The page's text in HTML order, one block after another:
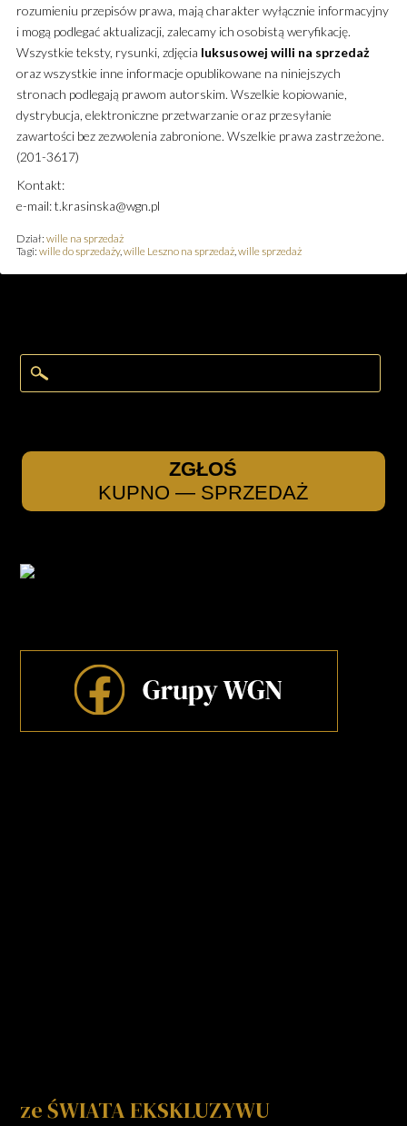
rozumieniu przepisów prawa, mają charakter wyłącznie informacyjny
i mogą podlegać aktualizacji, zalecamy ich osobistą weryfikację.
Wszystkie teksty, rysunki, zdjęcia luksusowej willi na sprzedaż
oraz wszystkie inne informacje opublikowane na niniejszych
stronach podlegają prawom autorskim. Wszelkie kopiowanie,
dystrybucja, elektroniczne przetwarzanie oraz przesyłanie
zawartości bez zezwolenia zabronione. Wszelkie prawa zastrzeżone.
(201-3617)
Kontakt:
e-mail: t.krasinska@wgn.pl
Dział: wille na sprzedaż
Tagi: wille do sprzedaży, wille Leszno na sprzedaż, wille sprzedaż
ZGŁOŚ
KUPNO — SPRZEDAŻ
ze ŚWIATA EKSKLUZYWU